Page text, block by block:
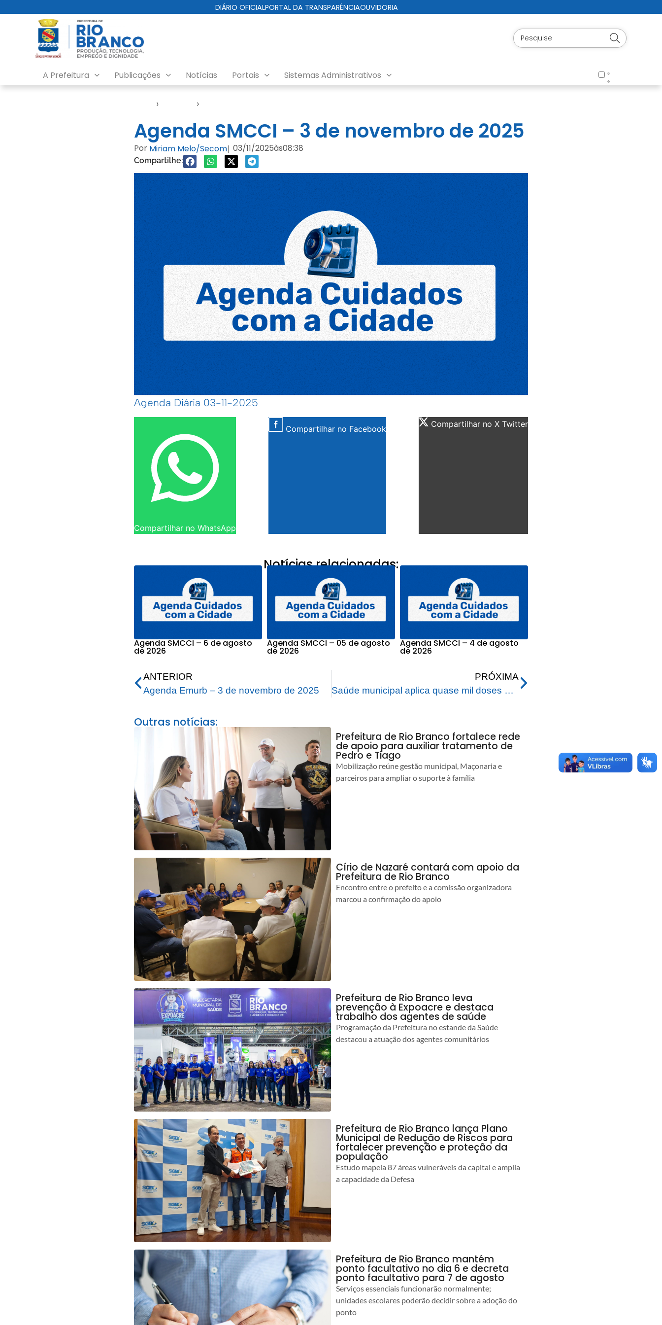
DIÁRIO OFICIALPORTAL DA TRANSPARÊNCIAOUVIDORIA
A Prefeitura Publicações Notícias Portais Sistemas Administrativos
› ›
Agenda SMCCI – 3 de novembro de 2025
Por Miriam Melo/Secom| 03/11/2025às08:38
Compartilhe:
Agenda Diária 03-11-2025
Compartilhar no WhatsApp
Compartilhar no Facebook Compartilhar no X Twitter
Notícias relacionadas:
Agenda SMCCI – 6 de agosto
de 2026
Agenda SMCCI – 05 de agosto
de 2026
Agenda SMCCI – 4 de agosto
de 2026
ANTERIOR
Agenda Emurb – 3 de novembro de 2025
PRÓXIMA
Saúde municipal aplica quase mil doses de vacinas no Dia D da Campanha de Multivacinação
Outras notícias:
Prefeitura de Rio Branco fortalece rede
de apoio para auxiliar tratamento de
Pedro e Tiago
Mobilização reúne gestão municipal, Maçonaria e
parceiros para ampliar o suporte à família
Círio de Nazaré contará com apoio da
Prefeitura de Rio Branco
Encontro entre o prefeito e a comissão organizadora
marcou a confirmação do apoio
Prefeitura de Rio Branco leva
prevenção à Expoacre e destaca
trabalho dos agentes de saúde
Programação da Prefeitura no estande da Saúde
destacou a atuação dos agentes comunitários
Prefeitura de Rio Branco lança Plano
Municipal de Redução de Riscos para
fortalecer prevenção e proteção da
população
Estudo mapeia 87 áreas vulneráveis da capital e amplia
a capacidade da Defesa
Prefeitura de Rio Branco mantém
ponto facultativo no dia 6 e decreta
ponto facultativo para 7 de agosto
Serviços essenciais funcionarão normalmente;
unidades escolares poderão decidir sobre a adoção do
ponto